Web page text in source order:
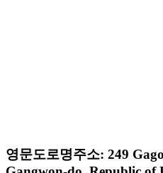
영문도로명주소: 249